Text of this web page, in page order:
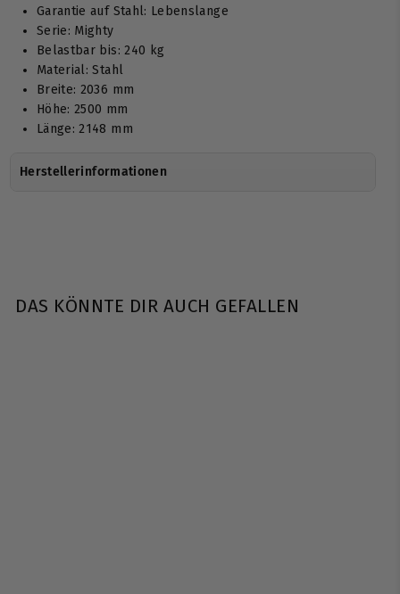
Garantie auf Stahl: Lebenslange
Serie: Mighty
Belastbar bis: 240 kg
Material: Stahl
Breite: 2036 mm
Höhe: 2500 mm
Länge: 2148 mm
Herstellerinformationen
DAS KÖNNTE DIR AUCH GEFALLEN